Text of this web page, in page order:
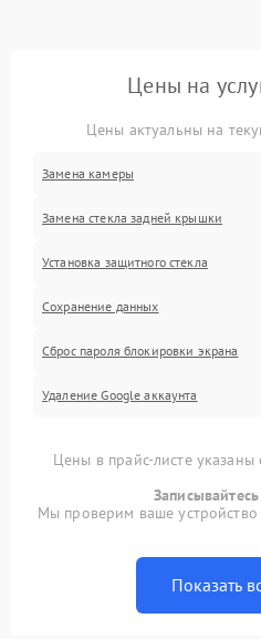
Цены на
Цены актуальны на
Замена камеры
Замена стекла задней крышки
Установка защитного стекла
Сохранение данных
Сброс пароля блокировки экрана
Удаление Google аккаунта
Цены в прайс-листе
Мы проверим ваше
Показать